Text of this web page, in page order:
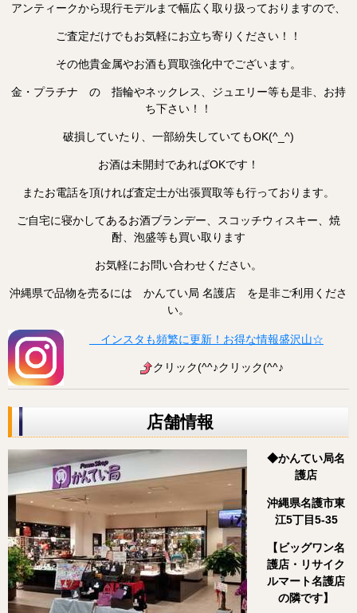
アンティークから現行モデルまで幅広く取り扱っておりますので、
ご査定だけでもお気軽にお立ち寄りください！！
その他貴金属やお酒も買取強化中でございます。
金・プラチナ の 指輪やネックレス、ジュエリー等も是非、お持
ち下さい！！
破損していたり、一部紛失していてもOK(^_^)
お酒は未開封であればOKです！
またお電話を頂ければ査定士が出張買取等も行っております。
ご自宅に寝かしてあるお酒ブランデー、スコッチウィスキー、焼
酎、泡盛等も買い取ります
お気軽にお問い合わせください。
沖縄県で品物を売るには かんてい局 名護店 を是非ご利用くださ
い。
インスタも頻繁に更新！お得な情報盛沢山☆
クリック(^^♪クリック(^^♪
店舗情報
◆かんてい局名
護店
沖縄県名護市東
江5丁目5-35
【ビッグワン名
護店・リサイク
ルマート名護店
の隣です】